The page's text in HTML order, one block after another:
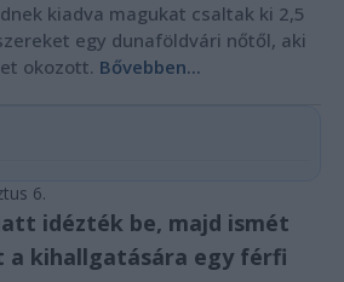
kiadva magukat csaltak ki 2,5
egy dunaföldvári nőtől, aki
okozott. Bővebben...
6.
idézték be, majd ismét
kihallgatására egy férfi